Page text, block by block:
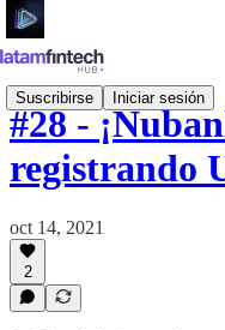
Suscribirse Iniciar sesión
#28 -
registrando
oct 14, 2021
2